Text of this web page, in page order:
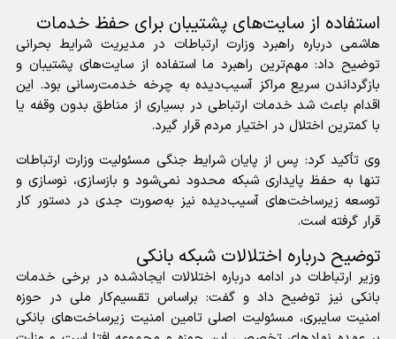
استفاده از سایت‌های پشتیبان برای حفظ خدمات
هاشمی درباره راهبرد وزارت ارتباطات در مدیریت شرایط بحرانی
توضیح داد: مهم‌ترین راهبرد ما استفاده از سایت‌های پشتیبان و
بازگرداندن سریع مراکز آسیب‌دیده به چرخه خدمت‌رسانی بود. این
اقدام باعث شد خدمات ارتباطی در بسیاری از مناطق بدون وقفه یا
با کمترین اختلال در اختیار مردم قرار گیرد.
وی تأکید کرد: پس از پایان شرایط جنگی مسئولیت وزارت ارتباطات
تنها به حفظ پایداری شبکه محدود نمی‌شود و بازسازی، نوسازی و
توسعه زیرساخت‌های آسیب‌دیده نیز به‌صورت جدی در دستور کار
قرار گرفته است.
توضیح درباره اختلالات شبکه بانکی
وزیر ارتباطات در ادامه درباره اختلالات ایجادشده در برخی خدمات
بانکی نیز توضیح داد و گفت: براساس تقسیم‌کار ملی در حوزه
امنیت سایبری، مسئولیت اصلی تامین امنیت زیرساخت‌های بانکی